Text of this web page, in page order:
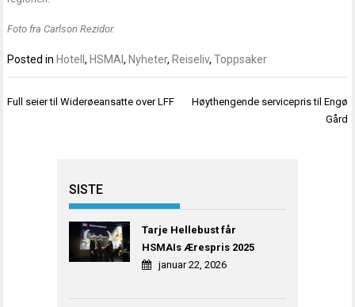
Foto fra Carlson Rezidor.
Posted in Hotell, HSMAI, Nyheter, Reiseliv,Toppsaker
Innleggsnavigasjon
Full seier til Widerøeansatte over LFF
Høythengende servicepris til Engø
Gård
SISTE
Tarje Hellebust får
HSMAIs Ærespris 2025
januar 22, 2026